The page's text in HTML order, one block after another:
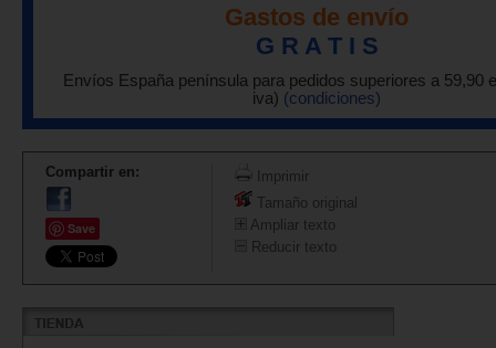
Gastos de envío
G R A T I S
Envíos España península para pedidos superiores a 59,90
iva) (condiciones)
Compartir en:
Save
Imprimir
Tamaño original
Ampliar texto
Reducir texto